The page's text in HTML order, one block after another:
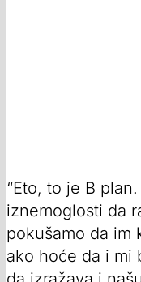
“Eto, to je B
iznemoglosti da
pokušamo da im
ako hoće da i mi